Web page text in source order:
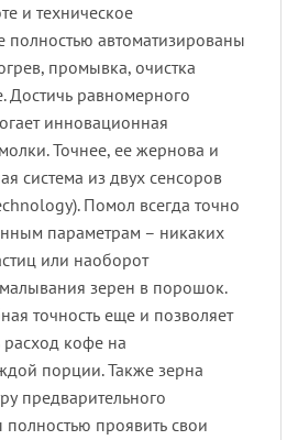
и техническое
полностью автоматизированы
промывка, очистка
Достичь равномерного
инновационная
Точнее, ее жернова и
система из двух сенсоров
Помол всегда точно
параметрам – никаких
или наоборот
зерен в порошок.
точность еще и позволяет
расход кофе на
порции. Также зерна
предварительного
проявить свои